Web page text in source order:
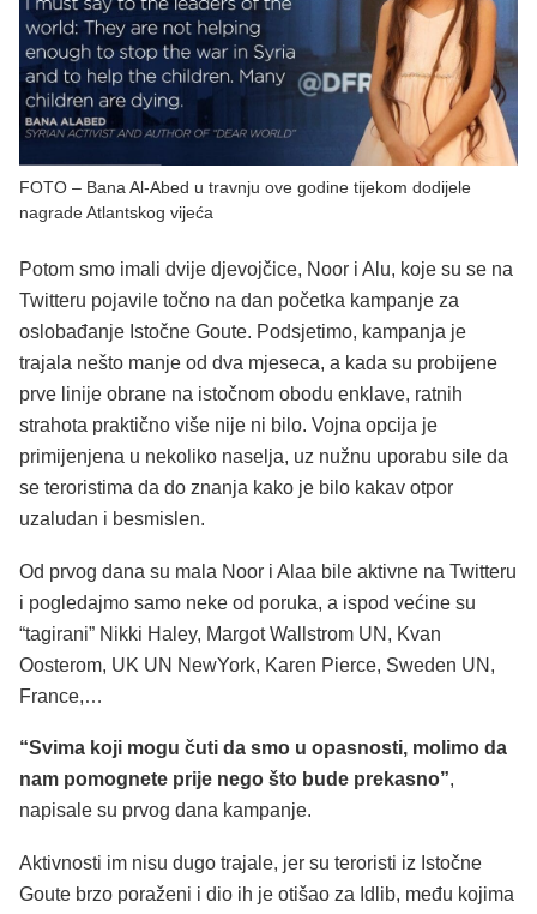
FOTO – Bana Al-Abed u travnju ove godine tijekom dodijele
nagrade Atlantskog vijeća
Potom smo imali dvije djevojčice, Noor i Alu, koje su se na
Twitteru pojavile točno na dan početka kampanje za
oslobađanje Istočne Goute. Podsjetimo, kampanja je
trajala nešto manje od dva mjeseca, a kada su probijene
prve linije obrane na istočnom obodu enklave, ratnih
strahota praktično više nije ni bilo. Vojna opcija je
primijenjena u nekoliko naselja, uz nužnu uporabu sile da
se teroristima da do znanja kako je bilo kakav otpor
uzaludan i besmislen.
Od prvog dana su mala Noor i Alaa bile aktivne na Twitteru
i pogledajmo samo neke od poruka, a ispod većine su
“tagirani” Nikki Haley, Margot Wallstrom UN, Kvan
Oosterom, UK UN NewYork, Karen Pierce, Sweden UN,
France,…
“Svima koji mogu čuti da smo u opasnosti, molimo da
nam pomognete prije nego što bude prekasno”,
napisale su prvog dana kampanje.
Aktivnosti im nisu dugo trajale, jer su teroristi iz Istočne
Goute brzo poraženi i dio ih je otišao za Idlib, među kojima